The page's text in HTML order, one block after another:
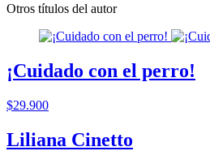
Otros títulos del autor
¡Cuidado con el perro!
$29.900
Liliana Cinetto